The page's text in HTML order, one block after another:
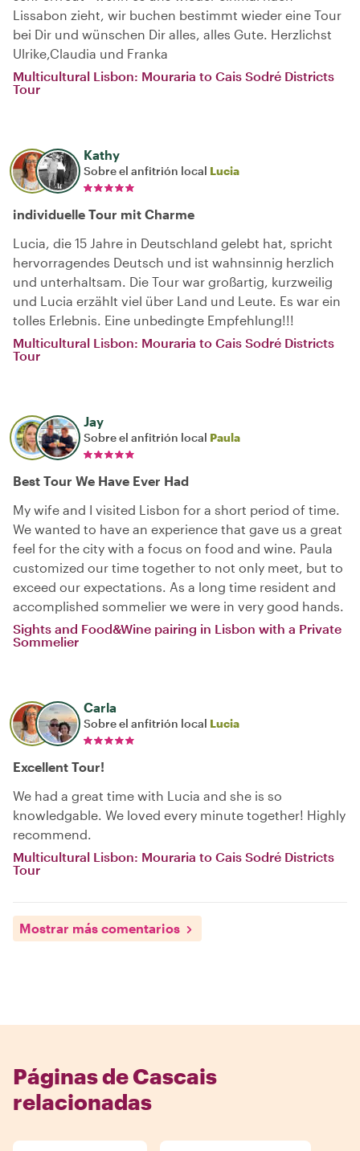
Lissabon zieht, wir buchen bestimmt wieder eine Tour
bei Dir und wünschen Dir alles, alles Gute. Herzlichst
Ulrike,Claudia und Franka
Multicultural Lisbon: Mouraria to Cais Sodré Districts
Tour
Kathy
Sobre el anfitrión local Lucia
individuelle Tour mit Charme
Lucia, die 15 Jahre in Deutschland gelebt hat, spricht
hervorragendes Deutsch und ist wahnsinnig herzlich
und unterhaltsam. Die Tour war großartig, kurzweilig
und Lucia erzählt viel über Land und Leute. Es war ein
tolles Erlebnis. Eine unbedingte Empfehlung!!!
Multicultural Lisbon: Mouraria to Cais Sodré Districts
Tour
Jay
Sobre el anfitrión local Paula
Best Tour We Have Ever Had
My wife and I visited Lisbon for a short period of time.
We wanted to have an experience that gave us a great
feel for the city with a focus on food and wine. Paula
customized our time together to not only meet, but to
exceed our expectations. As a long time resident and
accomplished sommelier we were in very good hands.
Sights and Food&Wine pairing in Lisbon with a Private
Sommelier
Carla
Sobre el anfitrión local Lucia
Excellent Tour!
We had a great time with Lucia and she is so
knowledgable. We loved every minute together! Highly
recommend.
Multicultural Lisbon: Mouraria to Cais Sodré Districts
Tour
Mostrar más comentarios
Páginas de Cascais
relacionadas